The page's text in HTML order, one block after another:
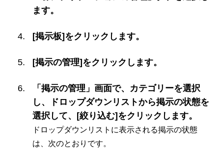
ます。
[掲示板]をクリックします。
[掲示の管理]をクリックします。
「掲示の管理」画面で、カテゴリーを選択
し、ドロップダウンリストから掲示の状態を
選択して、[絞り込む]をクリックします。
ドロップダウンリストに表示される掲示の状態
は、次のとおりです。